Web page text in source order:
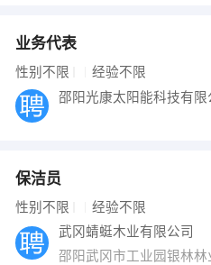
业务代表
性别不限 经验不限
邵阳光康太阳能科技有限
保洁员
性别不限 经验不限
武冈蜻蜓木业有限公司
邵阳武冈市工业园银林林